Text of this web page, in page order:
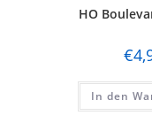
HO
€
In den